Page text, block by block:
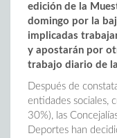
edición de la
domingo por la
implicadas
y apostarán por
trabajo diario de
Después de
entidades sociales,
30%), las
Deportes han